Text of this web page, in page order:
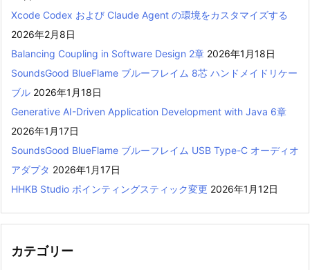
Xcode Codex および Claude Agent の環境をカスタマイズする
2026年2月8日
Balancing Coupling in Software Design 2章 2026年1月18日
SoundsGood BlueFlame ブルーフレイム 8芯 ハンドメイドリケー
ブル 2026年1月18日
Generative AI-Driven Application Development with Java 6章
2026年1月17日
SoundsGood BlueFlame ブルーフレイム USB Type-C オーディオ
アダプタ 2026年1月17日
HHKB Studio ポインティングスティック変更 2026年1月12日
カテゴリー